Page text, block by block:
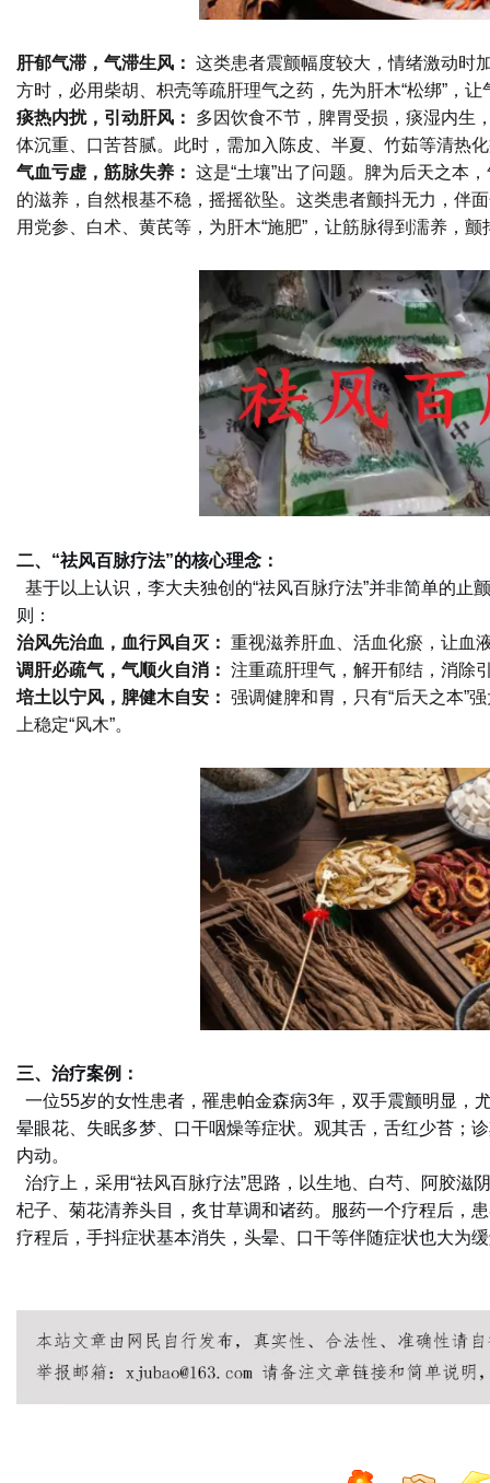
肝郁气滞，气滞生风： 这类患者震颤幅度较大，情绪激动时
方时，必用柴胡、枳壳等疏肝理气之药，先为肝木“松绑”，
痰热内扰，引动肝风：
多因饮食不节，脾胃受损，痰湿内生
体沉重、口苦苔腻。此时，需加入陈皮、半夏、竹茹等清热
气血亏虚，筋脉失养： 这是“土壤”出了问题。脾为后天之本
的滋养，自然根基不稳，摇摇欲坠。这类患者颤抖无力，伴
用党参、白术、黄芪等，为肝木“施肥”，让筋脉得到濡养，颤
二、“祛风百脉疗法”的核心理念：
基于以上认识，李大夫独创的“祛风百脉疗法”并非简单的
则：
治风先治血，血行风自灭： 重视滋养肝血、活血化瘀，让血
调肝必疏气，气顺火自消： 注重疏肝理气，解开郁结，消除
培土以宁风，脾健木自安： 强调健脾和胃，只有“后天之本”
上稳定“风木”。
三、治疗案例：
一位55岁的女性患者，罹患帕金森病3年，双手震颤明显，
晕眼花、失眠多梦、口干咽燥等症状。观其舌，舌红少苔；
内动。
治疗上，采用“祛风百脉疗法”思路，以生地、白芍、阿胶
杞子、菊花清养头目，炙甘草调和诸药。服药一个疗程后，
疗程后，手抖症状基本消失，头晕、口干等伴随症状也大为